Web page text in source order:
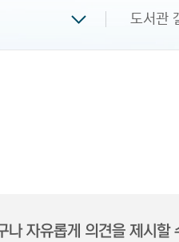
도서관
나 자유롭게 의견을 제시